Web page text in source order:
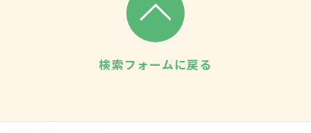
検索フォームに戻る